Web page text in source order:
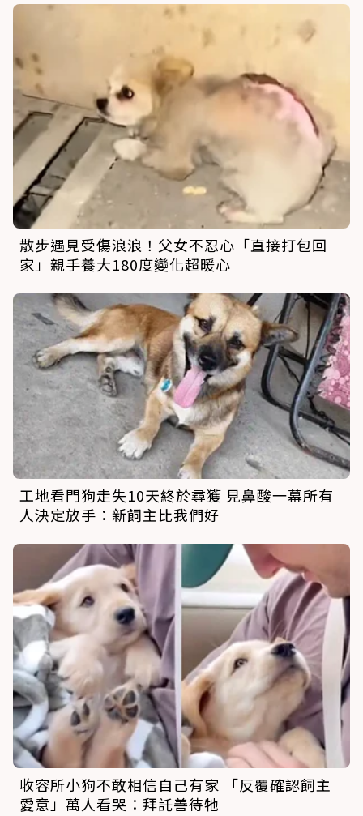
散步遇見受傷浪浪！父女不忍心「直接打包回
家」親手養大180度變化超暖心
工地看門狗走失10天終於尋獲 見鼻酸一幕所有
人決定放手：新飼主比我們好
收容所小狗不敢相信自己有家 「反覆確認飼主
愛意」萬人看哭：拜託善待牠